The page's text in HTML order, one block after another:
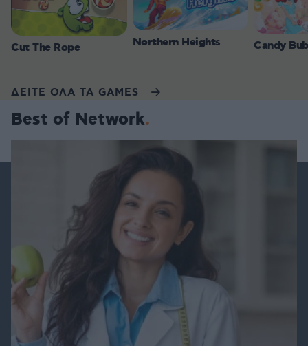
Cut The Rope Northern Heights Candy
ΔΕΙΤΕ ΟΛΑ ΤΑ GAMES
Best of Network